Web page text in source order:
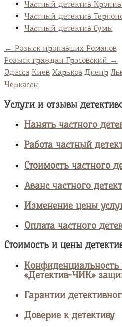
Частный детектив
Частный детектив
Частный детектив Сумы
← Розыск пропавших Романов
Розыск граждан Грэсовский →
Одесса Киев Харьков Днепр
Черкассы
Услуги и отзывы
Нанять частного
Работа частный
Стоимость частного
Аванс частного
Изменение цены
Оплата частного
Стоимость и цены
Конфиденциальность
«Детектив-ЧИК»
Гарантии
Доверие к детективу